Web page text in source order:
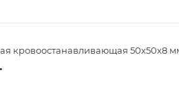
кровоостанавливающая 50х50х8